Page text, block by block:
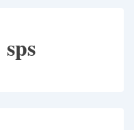
sps